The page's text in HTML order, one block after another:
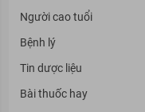
Người cao tuổi
Bệnh lý
Tin dược liệu
Bài thuốc hay